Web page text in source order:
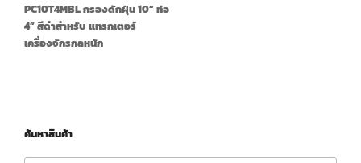
PC10T4MBL กรองดักฝุ่น 10” ท่อ
4” สีดำสำหรับ แทรกเตอร์
เครื่องจักรกลหนัก
ค้นหาสินค้า